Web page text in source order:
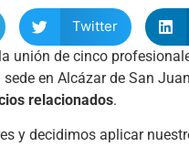
Twitter
unión de cinco
en Alcázar de San
relacionados.
y decidimos aplicar